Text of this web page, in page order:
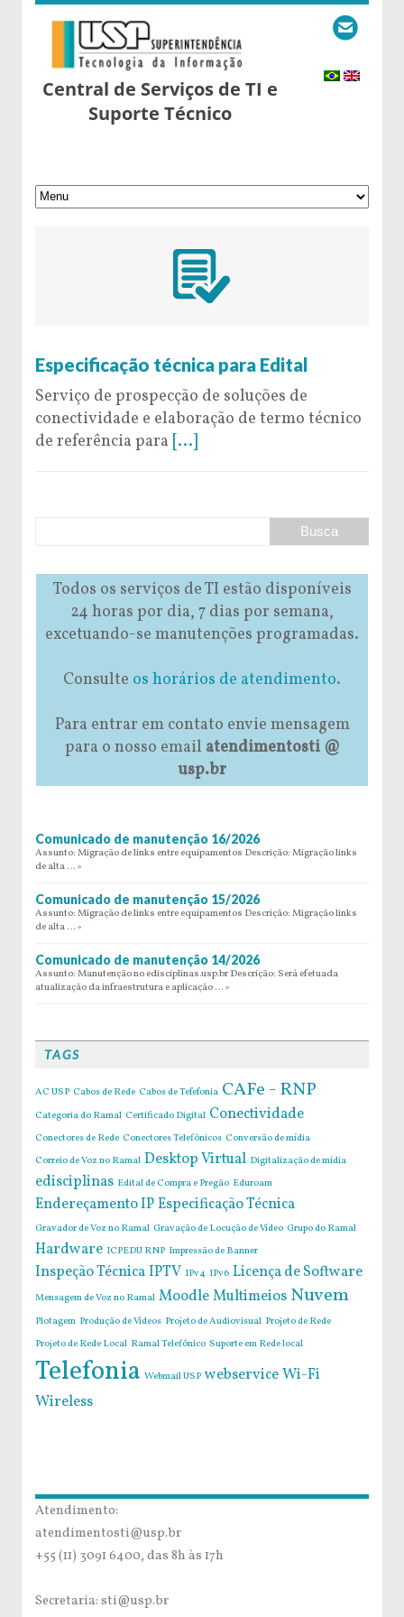
Central de Serviços de TI e
Suporte Técnico
Especificação técnica para Edital
Serviço de prospecção de soluções de
conectividade e elaboração de termo técnico
de referência para [...]
Todos os serviços de TI estão disponíveis
24 horas por dia, 7 dias por semana,
excetuando-se manutenções programadas.
Consulte os horários de atendimento.
Para entrar em contato envie mensagem
para o nosso email atendimentosti @
usp.br
Comunicado de manutenção 16/2026
Assunto: Migração de links entre equipamentos Descrição: Migração links
de alta … »
Comunicado de manutenção 15/2026
Assunto: Migração de links entre equipamentos Descrição: Migração links
de alta … »
Comunicado de manutenção 14/2026
Assunto: Manutenção no edisciplinas.usp.br Descrição: Será efetuada
atualização da infraestrutura e aplicação … »
TAGS
AC USP Cabos de Rede Cabos de Tefefonia CAFe - RNP
Categoria do Ramal Certificado Digital Conectividade
Conectores de Rede Conectores Telefônicos Conversão de mídia
Correio de Voz no Ramal Desktop Virtual Digitalização de mídia
edisciplinas Edital de Compra e Pregão Eduroam
Endereçamento IPEspecificação Técnica
Gravador de Voz no Ramal Gravação de Locução de Vídeo Grupo do Ramal
Hardware ICPEDU RNP Impressão de Banner
Inspeção TécnicaIPTV IPv4 IPv6 Licença de Software
Mensagem de Voz no Ramal MoodleMultimeios Nuvem
Plotagem Produção de Vídeos Projeto de Audiovisual Projeto de Rede
Projeto de Rede Local Ramal Telefônico Suporte em Rede local
Telefonia Webmail USP webserviceWi-Fi
Wireless
Atendimento:
atendimentosti@usp.br
+55 (11) 3091 6400, das 8h às 17h
Secretaria: sti@usp.br